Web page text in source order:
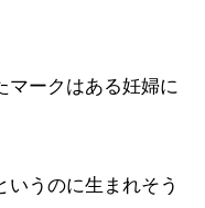
マークはある妊婦に
うのに生まれそう